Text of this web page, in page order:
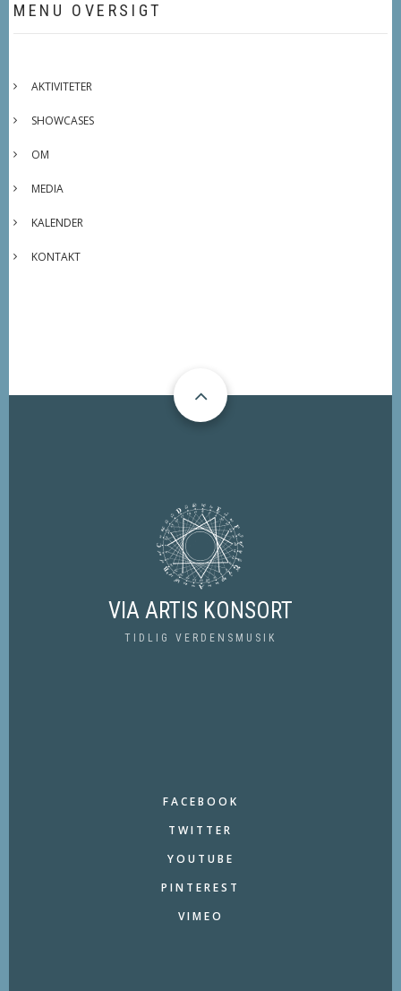
MENU OVERSIGT
AKTIVITETER
SHOWCASES
OM
MEDIA
KALENDER
KONTAKT
VIA ARTIS KONSORT
TIDLIG VERDENSMUSIK
FACEBOOK
TWITTER
YOUTUBE
PINTEREST
VIMEO